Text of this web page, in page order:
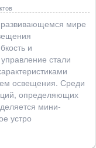
мире
и
стали
освещения. Среди
определяющих
мини-
устро